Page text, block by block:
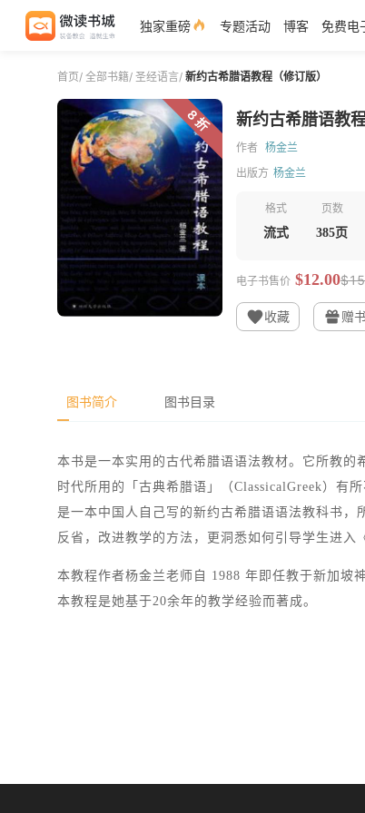
独家重磅 专题活动 博客 免费电
首页/ 全部书籍/ 圣经语言/ 新约古希腊语教程（修订版）
8 折 新约古希腊语教
作者 杨金兰
出版方 杨金兰
格式
流式
页数
385页
电子书售价 $12.00
收藏 赠
图书简介 图书目录
本书是一本实用的古代希腊语语法教材。它所教
时代所用的「古典希腊语」（ClassicalGreek）有
是一本中国人自己写的新约古希腊语语法教科书
反省，改进教学的方法，更洞悉如何引导学生进
本教程作者杨金兰老师自 1988 年即任教于新加坡
本教程是她基于20余年的教学经验而著成。